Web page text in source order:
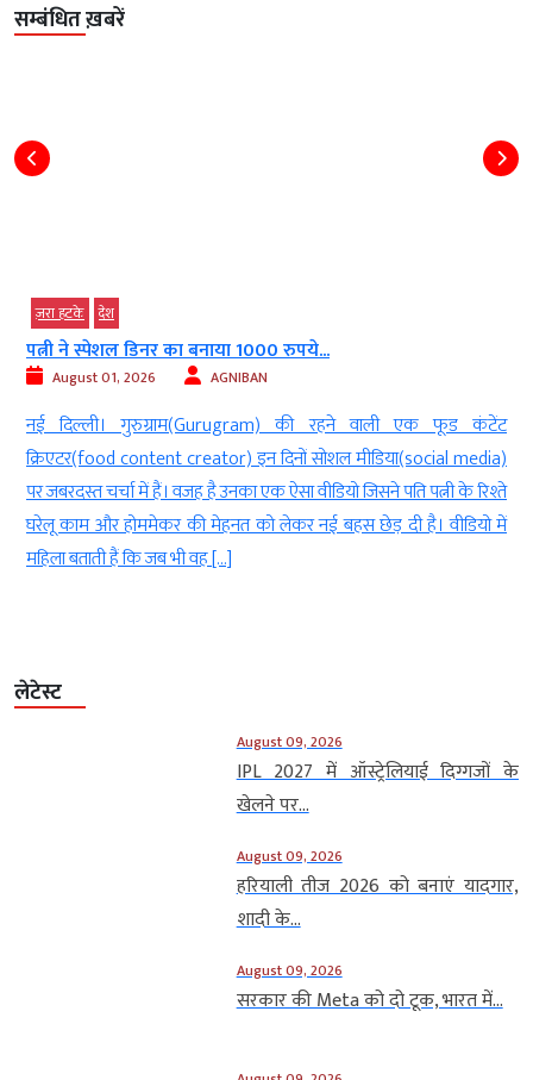
सम्बंधित ख़बरें
ज़रा हटके देश
पत्नी ने स्पेशल डिनर का बनाया 1000 रुपये...
August 01, 2026 AGNIBAN
नई दिल्ली। गुरुग्राम(Gurugram) की रहने वाली एक फूड कंटेंट
क्रिएटर(food content creator) इन दिनों सोशल मीडिया(social media)
पर जबरदस्त चर्चा में हैं। वजह है उनका एक ऐसा वीडियो जिसने पति पत्नी के रिश्ते
घरेलू काम और होममेकर की मेहनत को लेकर नई बहस छेड़ दी है। वीडियो में
महिला बताती हैं कि जब भी वह […]
लेटेस्ट
August 09, 2026
IPL 2027 में ऑस्ट्रेलियाई दिग्गजों के
खेलने पर...
August 09, 2026
हरियाली तीज 2026 को बनाएं यादगार,
शादी के...
August 09, 2026
सरकार की Meta को दो टूक, भारत में...